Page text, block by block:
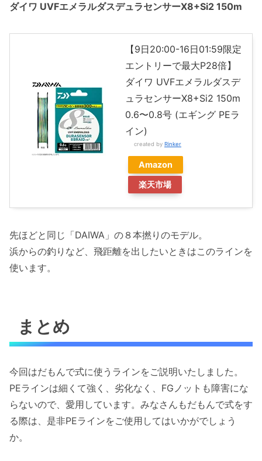
ダイワ UVFエメラルダスデュラセンサーX8+Si2 150m
【9日20:00-16日01:59限定
エントリーで最大P28倍】
ダイワ UVFエメラルダスデ
ュラセンサーX8+Si2 150m
0.6〜0.8号 (エギング PEラ
イン)
created by Rinker
Amazon
楽天市場
先ほどと同じ「DAIWA」の８本撚りのモデル。
浜からの釣りなど、飛距離を出したいときはこのラインを
使います。
まとめ
今回はだもんで式に使うラインをご説明いたしました。
PEラインは細くて強く、劣化なく、FGノットも障害にな
らないので、愛用しています。みなさんもだもんで式をす
る際は、是非PEラインをご使用してはいかがでしょう
か。